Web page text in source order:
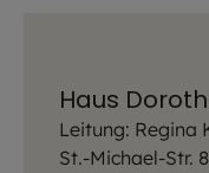
Haus
Leitung: Regina
St.-Michael-Str.